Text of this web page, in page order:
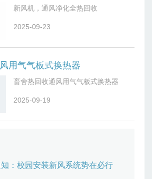
新风机，通风净化全热回收
2025-09-23
用气气板式换热器
畜舍热回收通风用气气板式换热器
2025-09-19
：校园安装新风系统势在必行